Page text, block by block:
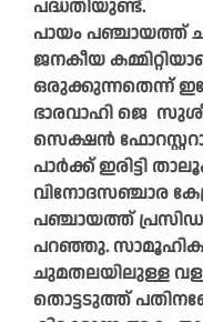
പദ്ധതിയുണ്ട്‌.
പായം പഞ്ചായത്ത്‌
ജനകീയ
ഒരുക്കുന്നതെന്ന്‌
ഭാരവാഹി ജെ
സെക്ഷൻ
പാർക്ക്‌ ഇരിട്ടി
വിനോദസഞ്ചാര
പഞ്ചായത്ത്‌
പറഞ്ഞു. സാമൂഹിക
ചുമതലയിലുള്ള
തൊട്ടടുത്ത്‌